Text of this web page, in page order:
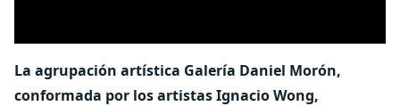
La agrupación artística Galería Daniel Morón,
conformada por los artistas Ignacio Wong,